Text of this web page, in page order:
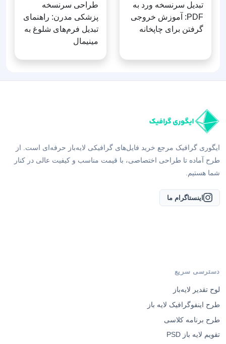
تبدیل سرنسخه ورد به
PDF: آموزش خروجی
گرفتن برای چاپخانه
طراحی سرنسخه
پزشکی مدرن: راهنمای
تبدیل فرم‌های شلوغ به
مینیمال
ایگوری گرافیک مرجع خرید فایل‌های گرافیکی لایه‌باز حرفه‌ای است. از
طرح آماده تا طراحی اختصاصی، با قیمت مناسب و کیفیت عالی در کنار
شما هستیم.
اینستاگرام ما
دسترسی سریع
لوح تقدیر لایه‌باز
طرح اینفوگرافیک لایه باز
طرح برنامه کلاسی
تقویم لایه باز PSD